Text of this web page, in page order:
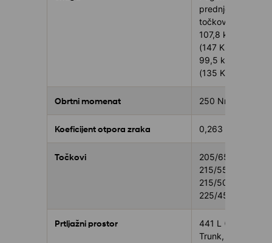
prednje
točkove;
107,8 kW
(147 KS) /
99,5 kW
(135 KS)
Obrtni momenat 250 Nm
Koeficijent otpora zraka 0,263
Točkovi
205/65 R16,
215/55 R17,
215/50 R18,
225/45 R19
Prtljažni prostor
441 L (322 L
Trunk, 119 L